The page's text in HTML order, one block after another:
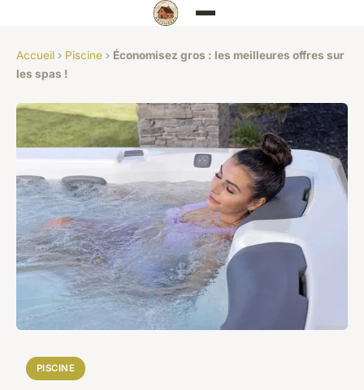
Accueil › Piscine › Économisez gros : les meilleures offres sur
les spas !
PISCINE